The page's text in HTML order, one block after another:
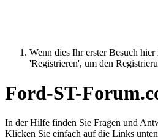
Wenn dies Ihr erster Besuch
'Registrieren', um den
Ford-ST-
In der Hilfe finden Sie Fragen und
Klicken Sie einfach auf die Links